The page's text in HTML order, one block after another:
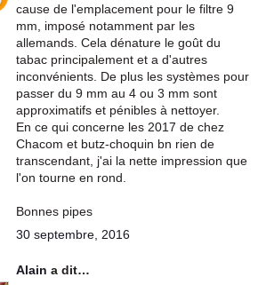
cause de l'emplacement pour le filtre 9
mm, imposé notamment par les
allemands. Cela dénature le goût du
tabac principalement et a d'autres
inconvénients. De plus les systèmes pour
passer du 9 mm au 4 ou 3 mm sont
approximatifs et pénibles à nettoyer.
En ce qui concerne les 2017 de chez
Chacom et butz-choquin bn rien de
transcendant, j'ai la nette impression que
l'on tourne en rond.
Bonnes pipes
30 septembre, 2016
Alain a dit…